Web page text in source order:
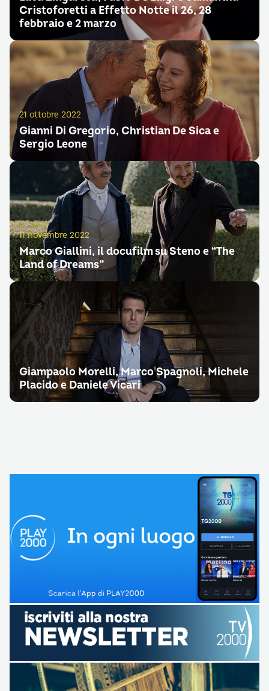
Cristoforetti a Effetto Notte il 26, 28
febbraio e 2 marzo
21 ottobre 2022
Gianni Di Gregorio, Christian De Sica e
Sergio Leone
11 novembre 2022
Marco Giallini, il docufilm su Steno e “The
Land of Dreams”
Giampaolo Morelli, Marco Spagnoli, Michele
Placido e Daniele Vicari